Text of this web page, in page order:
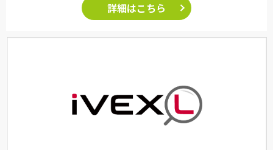
詳細はこちら